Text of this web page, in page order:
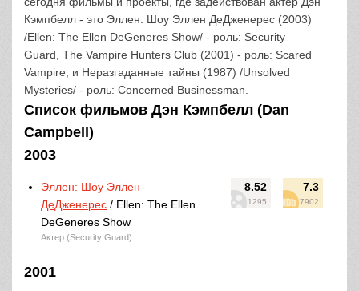
Кэмпбелл - это Эллен: Шоу Эллен ДеДженерес (2003)
/Ellen: The Ellen DeGeneres Show/ - роль: Security
Guard, The Vampire Hunters Club (2001) - роль: Scared
Vampire; и Неразгаданные тайны (1987) /Unsolved
Mysteries/ - роль: Concerned Businessman.
Список фильмов Дэн Кэмпбелл (Dan
Campbell)
2003
8.52
1295
7.3
7902
Эллен: Шоу Эллен
ДеДженерес / Ellen: The Ellen
DeGeneres Show
Актер (Security Guard)
2001